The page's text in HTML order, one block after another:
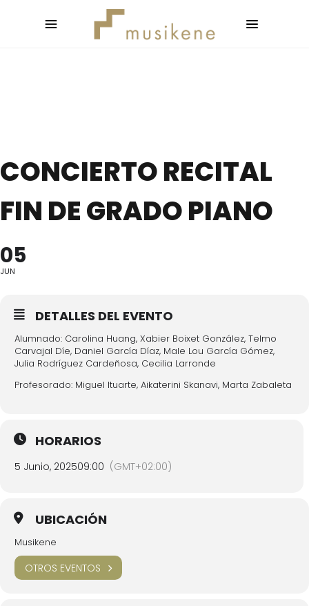
CONCIERTO RECITAL
FIN DE GRADO PIANO
05
JUN
DETALLES DEL EVENTO
Alumnado: Carolina Huang, Xabier Boixet González, Telmo
Carvajal Díe, Daniel García Díaz, Male Lou García Gómez,
Julia Rodríguez Cardeñosa, Cecilia Larronde
Profesorado: Miguel Ituarte, Aikaterini Skanavi, Marta Zabaleta
HORARIOS
5 Junio, 202509:00 (GMT+02:00)
UBICACIÓN
Musikene
OTROS EVENTOS